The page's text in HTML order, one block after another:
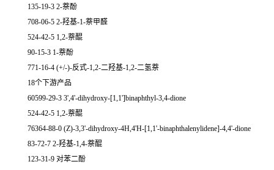
135-19-3 2-萘酚
708-06-5 2-羟基-1-萘甲醛
524-42-5 1,2-萘醌
90-15-3 1-萘酚
771-16-4 (+/-)-反式-1,2-二羟基-1,2-二氢萘
18个下游产品
60599-29-3 3',4'-dihydroxy-[1,1']binaphthyl-3,4-dione
524-42-5 1,2-萘醌
76364-88-0 (Z)-3,3'-dihydroxy-4H,4'H-[1,1'-binaphthalenylidene]-4,4'-dione
83-72-7 2-羟基-1,4-萘醌
123-31-9 对苯二酚